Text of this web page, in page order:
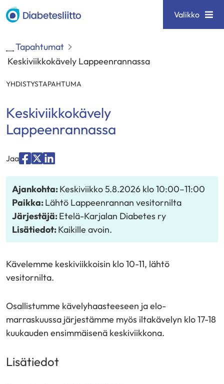
Siirry
sisältöön
Diabetesliitto Valikko
Tapahtumat
Keskiviikkokävely Lappeenrannassa
YHDISTYSTAPAHTUMA
Keskiviikkokävely
Lappeenrannassa
Jaa
"Facebook"
"X""LinkedIn"
Ajankohta:Keskiviikko 5.8.2026 klo 10:00–11:00
Paikka:Lähtö Lappeenrannan vesitornilta
Järjestäjä:Etelä-Karjalan Diabetes ry
Lisätiedot:Kaikille avoin.
Kävelemme keskiviikkoisin klo 10-11, lähtö
vesitornilta.
Osallistumme kävelyhaasteeseen ja elo-
marraskuussa järjestämme myös iltakävelyn klo 17-18
kuukauden ensimmäisenä keskiviikkona.
Lisätiedot